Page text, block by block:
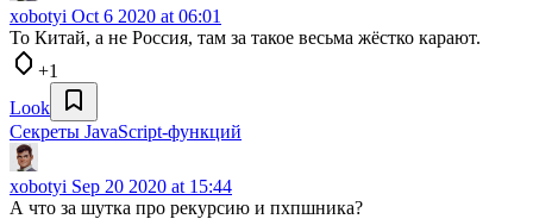
xobotyi Oct 6 2020 at 06:01
То Китай, а не Россия, там за такое весьма жёстко карают.
+1
Look
Секреты JavaScript-функций
xobotyi Sep 20 2020 at 15:44
А что за шутка про рекурсию и пхпшника?